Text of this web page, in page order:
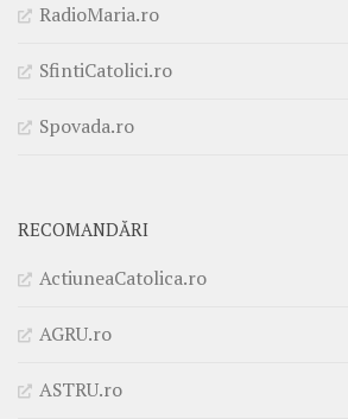
RadioMaria.ro
SfintiCatolici.ro
Spovada.ro
RECOMANDĂRI
ActiuneaCatolica.ro
AGRU.ro
ASTRU.ro